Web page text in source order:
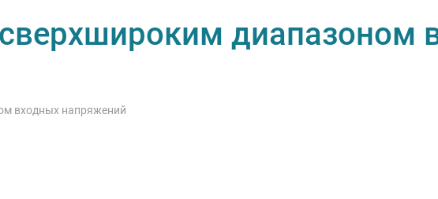
диапазоном
входных напряжений